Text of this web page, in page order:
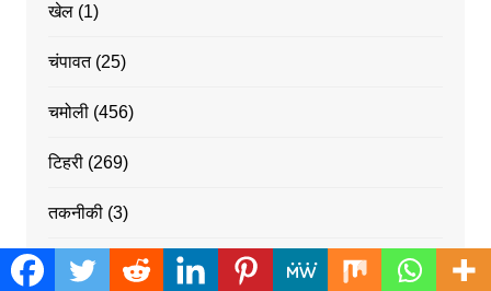
खेल(1)
चंपावत(25)
चमोली(456)
टिहरी(269)
तकनीकी(3)
देहरादून(3,376)